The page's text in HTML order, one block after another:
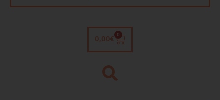
0,00 €
0